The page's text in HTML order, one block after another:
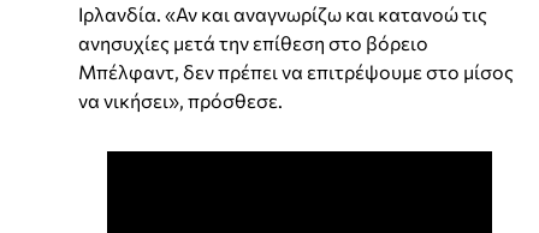
Ιρλανδία. «Αν και αναγνωρίζω και κατανοώ τις
ανησυχίες μετά την επίθεση στο βόρειο
Μπέλφαντ, δεν πρέπει να επιτρέψουμε στο μίσος
να νικήσει», πρόσθεσε.